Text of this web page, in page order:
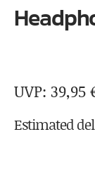
39,95
Estimated